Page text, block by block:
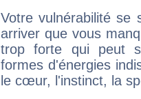
Votre vulnérabilité se
arriver que vous
trop forte qui peut
formes d'énergies
le cœur, l'instinct, la